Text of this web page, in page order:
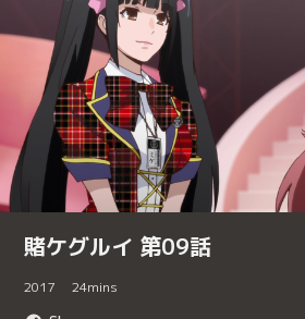
賭ケグルイ 第09話
2017 24mins